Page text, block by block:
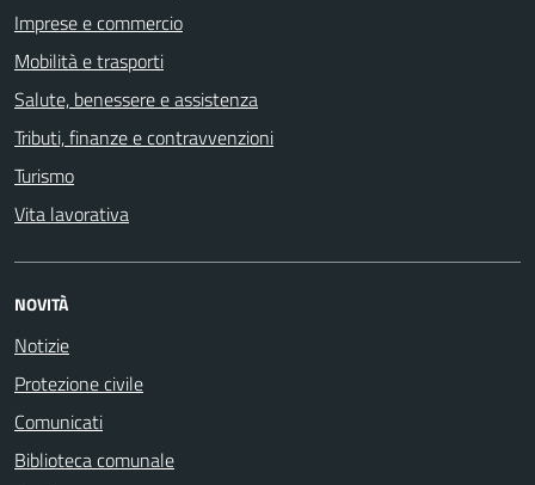
Imprese e commercio
Mobilità e trasporti
Salute, benessere e assistenza
Tributi, finanze e contravvenzioni
Turismo
Vita lavorativa
NOVITÀ
Notizie
Protezione civile
Comunicati
Biblioteca comunale